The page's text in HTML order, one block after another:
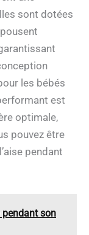
sont dotées
les bébés
est
optimale,
pouvez être
pendant
pendant son